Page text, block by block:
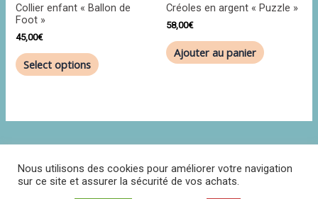
Collier enfant « Ballon de
Foot »
45,00€
Select options
Créoles en argent « Puzzle »
58,00€
Ajouter au panier
Nous utilisons des cookies pour améliorer votre navigation
sur ce site et assurer la sécurité de vos achats.